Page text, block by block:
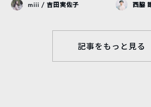
miii / 吉田実佐子 西脇
記事をもっと見る